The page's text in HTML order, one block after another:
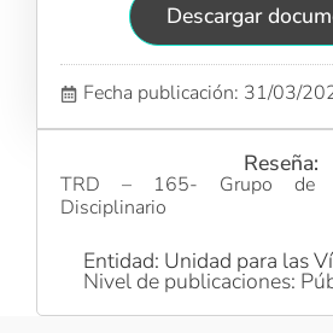
Descargar
Fecha publicación: 31/03/
Reseña:
TRD – 165- Grupo de
Disciplinario
Entidad: Unidad para las
Nivel de publicaciones: